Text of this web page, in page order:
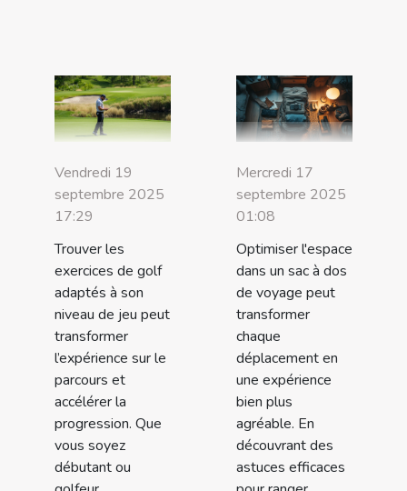
Vendredi 19
septembre 2025
17:29
Trouver les
exercices de golf
adaptés à son
niveau de jeu peut
transformer
l’expérience sur le
parcours et
accélérer la
progression. Que
vous soyez
débutant ou
Mercredi 17
septembre 2025
01:08
Optimiser l'espace
dans un sac à dos
de voyage peut
transformer
chaque
déplacement en
une expérience
bien plus
agréable. En
découvrant des
astuces efficaces